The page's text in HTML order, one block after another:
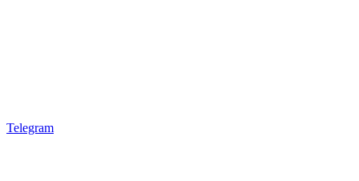
Telegram